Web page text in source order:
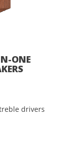
ONE
drivers